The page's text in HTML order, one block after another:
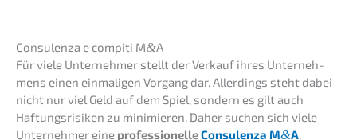
Consu­len­za e compi­ti M&A
Für viele Unter­neh­mer stellt der Verkauf ihres Unter­neh­
mens einen einma­li­gen Vorgang dar. Aller­dings steht dabei
nicht nur viel Geld auf dem Spiel, sondern es gilt auch
Haftungs­ri­si­ken zu minimie­ren. Daher suchen sich viele
Unter­neh­mer eine profes­sio­nel­leConsu­len­za M&A.